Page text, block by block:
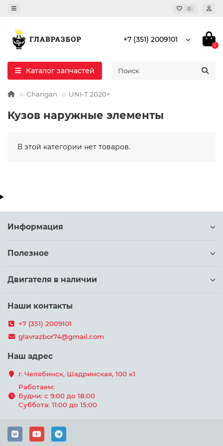
0
+7 (351) 2009101
0
Каталог запчастей
Changan UNI-T 2020>
Кузов наружные элементы
В этой категории нет товаров.
Информация
Полезное
Двигателя в наличии
Наши контакты
+7 (351) 2009101
glavrazbor74@gmail.com
Наш адрес
г. Челябинск, Шадринская, 100 к1
Работаем:
Будни: с 9:00 до 18:00
Суббота: 11:00 до 15:00